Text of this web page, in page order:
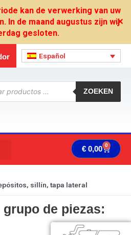
kan de verwerking van uw
In de maand augustus zijn wij
gesloten.
✕
Español
ZOEKEN
€ 0,00 0
sillín, tapa lateral
de piezas: